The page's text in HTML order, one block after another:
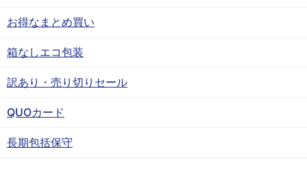
お得なまとめ買い
箱なしエコ包装
訳あり・売り切りセール
QUOカード
長期包括保守